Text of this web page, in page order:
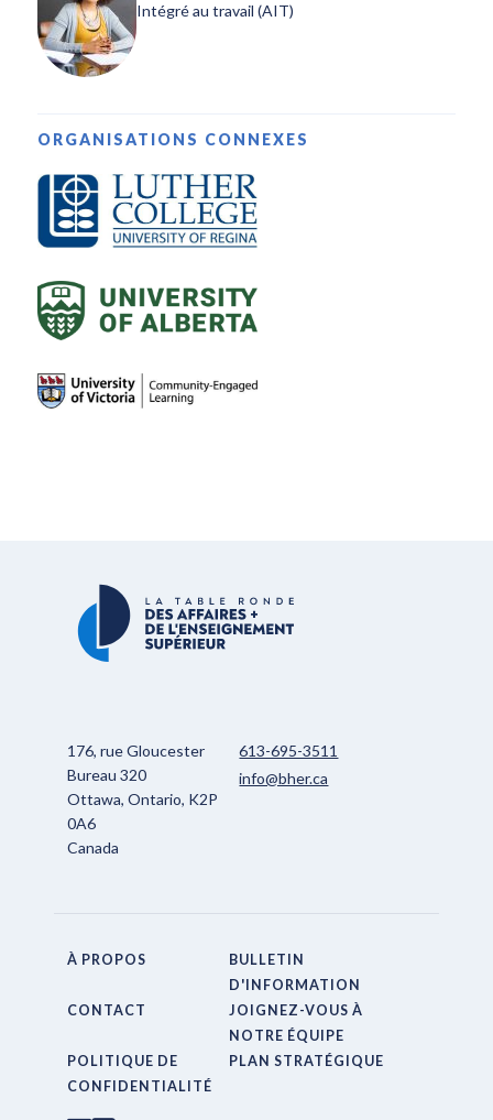
Intégré au travail (AIT)
ORGANISATIONS CONNEXES
176, rue Gloucester
Bureau 320
Ottawa, Ontario, K2P
0A6
Canada
613-695-3511
info@bher.ca
À PROPOS
BULLETIN
D'INFORMATION
CONTACT
JOIGNEZ-VOUS À
NOTRE ÉQUIPE
POLITIQUE DE
CONFIDENTIALITÉ
PLAN STRATÉGIQUE